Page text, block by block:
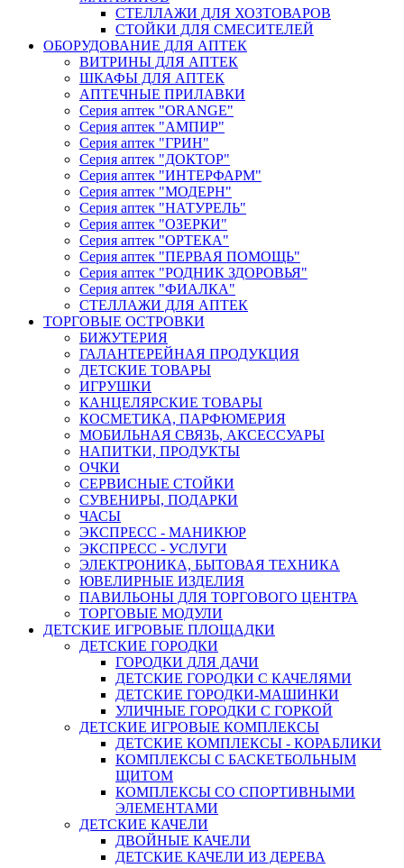
СТЕЛЛАЖИ ДЛЯ ХОЗТОВАРОВ
СТОЙКИ ДЛЯ СМЕСИТЕЛЕЙ
ОБОРУДОВАНИЕ ДЛЯ АПТЕК
ВИТРИНЫ ДЛЯ АПТЕК
ШКАФЫ ДЛЯ АПТЕК
АПТЕЧНЫЕ ПРИЛАВКИ
Серия аптек "ORANGE"
Серия аптек "АМПИР"
Серия аптек "ГРИН"
Серия аптек "ДОКТОР"
Серия аптек "ИНТЕРФАРМ"
Серия аптек "МОДЕРН"
Серия аптек "НАТУРЕЛЬ"
Серия аптек "ОЗЕРКИ"
Серия аптек "ОРТЕКА"
Серия аптек "ПЕРВАЯ ПОМОЩЬ"
Серия аптек "РОДНИК ЗДОРОВЬЯ"
Серия аптек "ФИАЛКА"
СТЕЛЛАЖИ ДЛЯ АПТЕК
ТОРГОВЫЕ ОСТРОВКИ
БИЖУТЕРИЯ
ГАЛАНТЕРЕЙНАЯ ПРОДУКЦИЯ
ДЕТСКИЕ ТОВАРЫ
ИГРУШКИ
КАНЦЕЛЯРСКИЕ ТОВАРЫ
КОСМЕТИКА, ПАРФЮМЕРИЯ
МОБИЛЬНАЯ СВЯЗЬ, АКСЕССУАРЫ
НАПИТКИ, ПРОДУКТЫ
ОЧКИ
СЕРВИСНЫЕ СТОЙКИ
СУВЕНИРЫ, ПОДАРКИ
ЧАСЫ
ЭКСПРЕСС - МАНИКЮР
ЭКСПРЕСС - УСЛУГИ
ЭЛЕКТРОНИКА, БЫТОВАЯ ТЕХНИКА
ЮВЕЛИРНЫЕ ИЗДЕЛИЯ
ПАВИЛЬОНЫ ДЛЯ ТОРГОВОГО ЦЕНТРА
ТОРГОВЫЕ МОДУЛИ
ДЕТСКИЕ ИГРОВЫЕ ПЛОЩАДКИ
ДЕТСКИЕ ГОРОДКИ
ГОРОДКИ ДЛЯ ДАЧИ
ДЕТСКИЕ ГОРОДКИ С КАЧЕЛЯМИ
ДЕТСКИЕ ГОРОДКИ-МАШИНКИ
УЛИЧНЫЕ ГОРОДКИ С ГОРКОЙ
ДЕТСКИЕ ИГРОВЫЕ КОМПЛЕКСЫ
ДЕТСКИЕ КОМПЛЕКСЫ - КОРАБЛИКИ
КОМПЛЕКСЫ С БАСКЕТБОЛЬНЫМ
ЩИТОМ
КОМПЛЕКСЫ СО СПОРТИВНЫМИ
ЭЛЕМЕНТАМИ
ДЕТСКИЕ КАЧЕЛИ
ДВОЙНЫЕ КАЧЕЛИ
ДЕТСКИЕ КАЧЕЛИ ИЗ ДЕРЕВА